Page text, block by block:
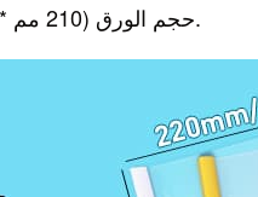
حجم الورق (210 مم * 297 مم).